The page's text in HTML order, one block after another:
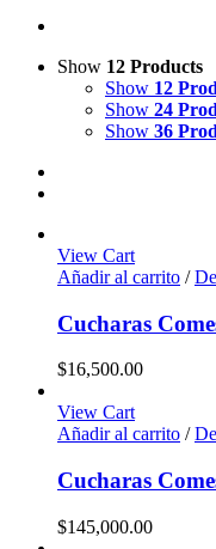
Show 12 Products
Show 12
Show 24
Show 36
View Cart
Añadir al carrito /
Cucharas
$16,500.00
View Cart
Añadir al carrito /
Cucharas
$145,000.00